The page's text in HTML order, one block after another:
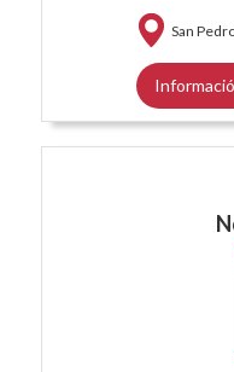
San